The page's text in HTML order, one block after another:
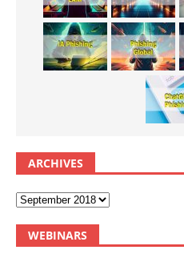
ARCHIVES
WEBINARS